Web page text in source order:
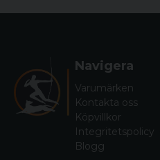
Navigera
Varumärken
Kontakta oss
Köpvillkor
Integritetspolicy
Blogg